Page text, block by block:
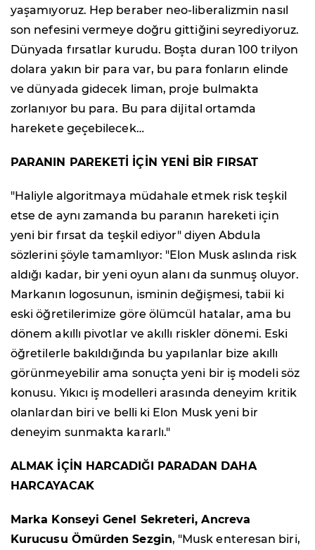
yaşamıyoruz. Hep beraber neo-liberalizmin nasıl
son nefesini vermeye doğru gittiğini seyrediyoruz.
Dünyada fırsatlar kurudu. Boşta duran 100 trilyon
dolara yakın bir para var, bu para fonların elinde
ve dünyada gidecek liman, proje bulmakta
zorlanıyor bu para. Bu para dijital ortamda
harekete geçebilecek…
PARANIN PAREKETİ İÇİN YENİ BİR FIRSAT
"Haliyle algoritmaya müdahale etmek risk teşkil
etse de aynı zamanda bu paranın hareketi için
yeni bir fırsat da teşkil ediyor" diyen Abdula
sözlerini şöyle tamamlıyor: "Elon Musk aslında risk
aldığı kadar, bir yeni oyun alanı da sunmuş oluyor.
Markanın logosunun, isminin değişmesi, tabii ki
eski öğretilerimize göre ölümcül hatalar, ama bu
dönem akıllı pivotlar ve akıllı riskler dönemi. Eski
öğretilerle bakıldığında bu yapılanlar bize akıllı
görünmeyebilir ama sonuçta yeni bir iş modeli söz
konusu. Yıkıcı iş modelleri arasında deneyim kritik
olanlardan biri ve belli ki Elon Musk yeni bir
deneyim sunmakta kararlı."
ALMAK İÇİN HARCADIĞI PARADAN DAHA
HARCAYACAK
Marka Konseyi Genel Sekreteri, Ancreva
Kurucusu Ömürden Sezgin, "Musk enteresan biri,